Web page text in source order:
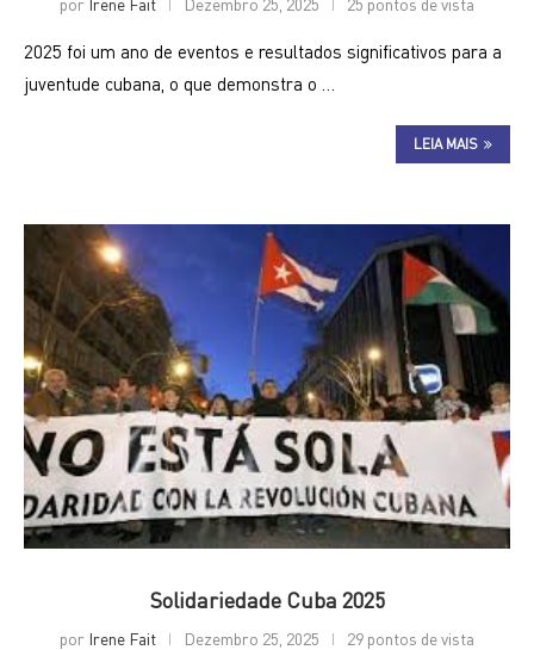
por Irene Fait Dezembro 25, 2025 25 pontos de vista
2025 foi um ano de eventos e resultados significativos para a
juventude cubana, o que demonstra o …
LEIA MAIS
Solidariedade Cuba 2025
por Irene Fait Dezembro 25, 2025 29 pontos de vista